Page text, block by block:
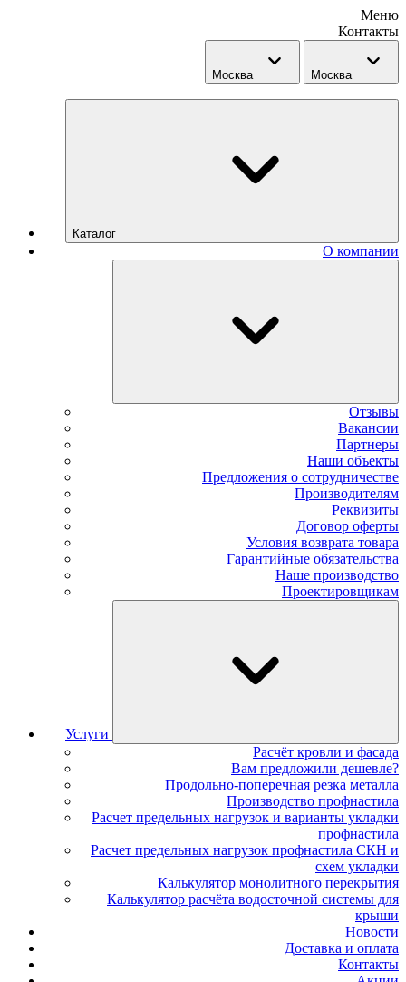
Меню
Контакты
Москва Москва
Каталог
О компании
Отзывы
Вакансии
Партнеры
Наши объекты
Предложения о сотрудничестве
Производителям
Реквизиты
Договор оферты
Условия возврата товара
Гарантийные обязательства
Наше производство
Проектировщикам
Услуги
Расчёт кровли и фасада
Вам предложили дешевле?
Продольно-поперечная резка металла
Производство профнастила
Расчет предельных нагрузок и варианты укладки
профнастила
Расчет предельных нагрузок профнастила СКН и
схем укладки
Калькулятор монолитного перекрытия
Калькулятор расчёта водосточной системы для
крыши
Новости
Доставка и оплата
Контакты